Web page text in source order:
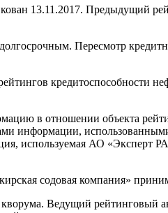
13.11.2017. Предыдущий
Пересмотр
кредитоспособности
в отношении объекта
используемая АО «Эксперт
содовая компания»
Ведущий